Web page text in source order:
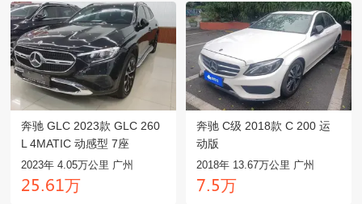
奔驰 GLC 2023款 GLC 260
L 4MATIC 动感型 7座
2023年 4.05万公里 广州
龥麣.餼龒万
奔驰 C级 2018款 C 200 运
动版
2018年 13.67万公里 广州
齤.麣万